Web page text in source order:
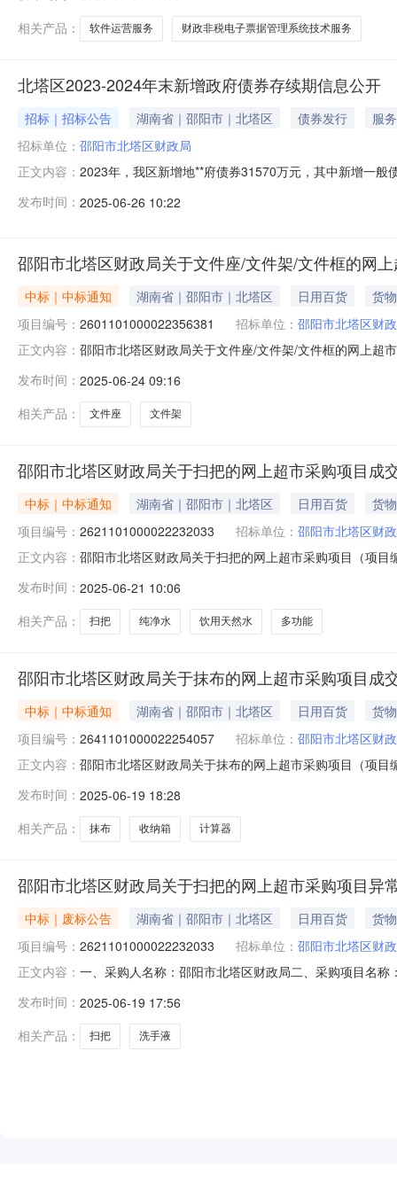
相关产品：
软件运营服务 财政非税电子票据管理系统技术服务
北塔区2023-2024年末新增政府债券存续期信息公开
招标｜招标公告 湖南省｜邵阳市｜北塔区 债券发行
服务
招标单位： 邵阳市北塔区财政局
正文内容： 2023年，我区新增地**府债券31570万元，其中新增一
站建设等民生项目）、未新增专项债券。附件：1.表3-1
发布时间： 2025-06-26 10:22
邵阳市北塔区财政局关于文件座/文件架/文件框的网
中标｜中标通知 湖南省｜邵阳市｜北塔区 日用百货
货物
项目编号： 2601101000022356381 招标单位： 邵阳市北塔区财
正文内容： 邵阳市北塔区财政局关于文件座/文件架/文件框的网上超
在行政区划名称:湖南省邵阳市北塔区报价起止时间:-二
发布时间： 2025-06-24 09:16
相关产品：
文件座 文件架
邵阳市北塔区财政局关于扫把的网上超市采购项目成
中标｜中标通知 湖南省｜邵阳市｜北塔区 日用百货
货物
项目编号： 2621101000022232033 招标单位： 邵阳市北塔区财
正文内容： 邵阳市北塔区财政局关于扫把的网上超市采购项目（项
塔区报价起止时间:-二、采购单位信息采购单位名称:邵
发布时间： 2025-06-21 10:06
相关产品：
扫把 纯净水 饮用天然水 多功能
邵阳市北塔区财政局关于抹布的网上超市采购项目成
中标｜中标通知 湖南省｜邵阳市｜北塔区 日用百货
货物
项目编号： 2641101000022254057 招标单位： 邵阳市北塔区财
正文内容： 邵阳市北塔区财政局关于抹布的网上超市采购项目（项
塔区报价起止时间:-二、采购单位信息采购单位名称:邵
发布时间： 2025-06-19 18:28
相关产品：
抹布 收纳箱 计算器
邵阳市北塔区财政局关于扫把的网上超市采购项目异
中标｜废标公告 湖南省｜邵阳市｜北塔区 日用百货
货物
项目编号： 2621101000022232033 招标单位： 邵阳市北塔区财
正文内容： 一、采购人名称：邵阳市北塔区财政局二、采购项目名
销售价格偏高,高出平均销售价(￥32.92)67.07%；[芦荟
发布时间： 2025-06-19 17:56
相关产品：
扫把 洗手液